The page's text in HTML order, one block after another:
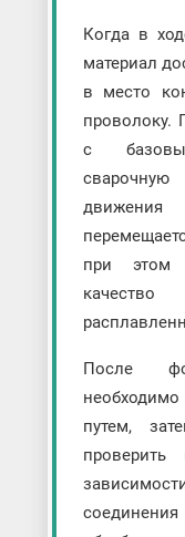
Когда в
материал
в место
проволоку.
с
при этом
После
путем,